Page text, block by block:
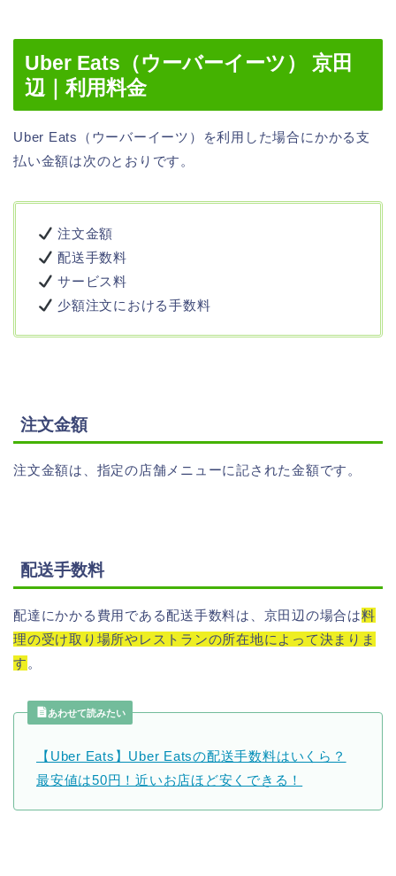
Uber Eats（ウーバーイーツ） 京田
辺｜利用料金
Uber Eats（ウーバーイーツ）を利用した場合にかかる支
払い金額は次のとおりです。
注文金額
配送手数料
サービス料
少額注文における手数料
注文金額
注文金額は、指定の店舗メニューに記された金額です。
配送手数料
配達にかかる費用である配送手数料は、京田辺の場合は料
理の受け取り場所やレストランの所在地によって決まりま
す 。
あわせて読みたい
【Uber Eats】Uber Eatsの配送手数料はいくら？
最安値は50円！近いお店ほど安くできる！